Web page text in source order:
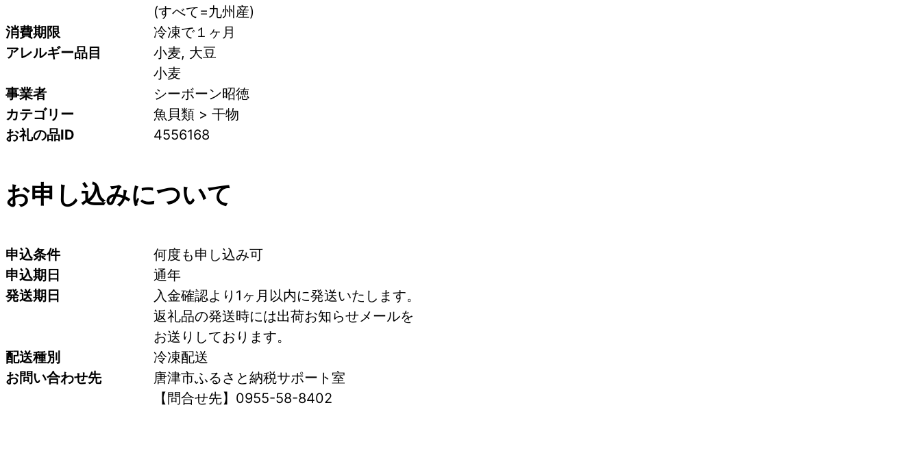
(すべて=九州産)
消費期限
冷凍で１ヶ月
アレルギー品目
小麦, 大豆
小麦
事業者
シーボーン昭徳
カテゴリー
魚貝類 > 干物
お礼の品ID
4556168
お申し込みについて
申込条件
何度も申し込み可
申込期日
通年
発送期日
入金確認より1ヶ月以内に発送いたします。
返礼品の発送時には出荷お知らせメールを
お送りしております。
配送種別
冷凍配送
お問い合わせ先
唐津市ふるさと納税サポート室
【問合せ先】0955-58-8402